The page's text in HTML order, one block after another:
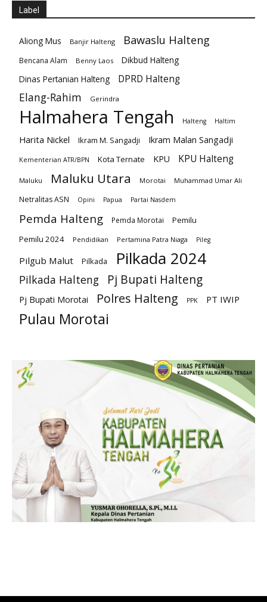
Label
Aliong Mus Banjir Halteng Bawaslu Halteng
Bencana Alam Benny Laos
Dikbud Halteng
Dinas Pertanian Halteng
DPRD Halteng
Elang-Rahim Gerindra
Halmahera Tengah Halteng Haltim
Harita Nickel Ikram M. Sangadji Ikram Malan Sangadji
Kementerian ATR/BPN Kota Ternate KPU KPU Halteng
Maluku Maluku Utara Morotai Muhammad Umar Ali
Netralitas ASN Opini Papua Partai Nasdem
Pemda Halteng Pemda Morotai
Pemilu
Pemilu 2024
Pendidikan Pertamina Patra Niaga Pileg
Pilgub Malut Pilkada Pilkada 2024
Pilkada Halteng Pj Bupati Halteng
Pj Bupati Morotai Polres Halteng PPK PT IWIP
Pulau Morotai